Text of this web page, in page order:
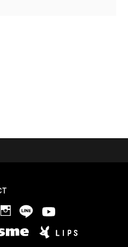
てはこちらから